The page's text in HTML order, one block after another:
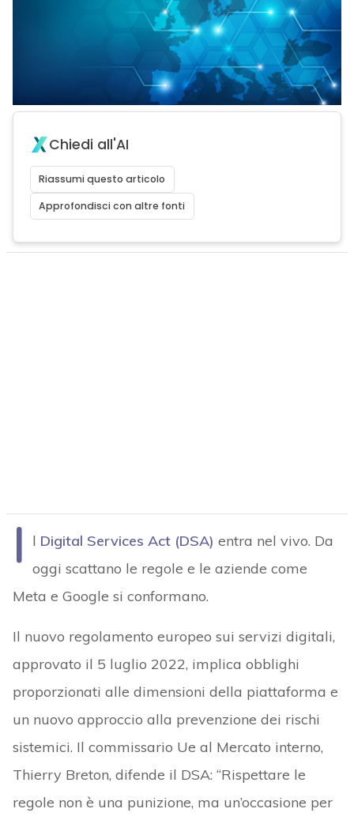
Chiedi all'AI
Riassumi questo articolo
Approfondisci con altre fonti
I l Digital Services Act (DSA) entra nel vivo. Da
oggi scattano le regole e le aziende come
Meta e Google si conformano.
Il nuovo regolamento europeo sui servizi digitali,
approvato il 5 luglio 2022, implica obblighi
proporzionati alle dimensioni della piattaforma e
un nuovo approccio alla prevenzione dei rischi
sistemici. Il commissario Ue al Mercato interno,
Thierry Breton, difende il DSA: “Rispettare le
regole non è una punizione, ma un’occasione per